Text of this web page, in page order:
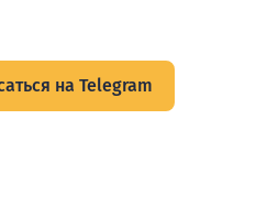
на Telegram